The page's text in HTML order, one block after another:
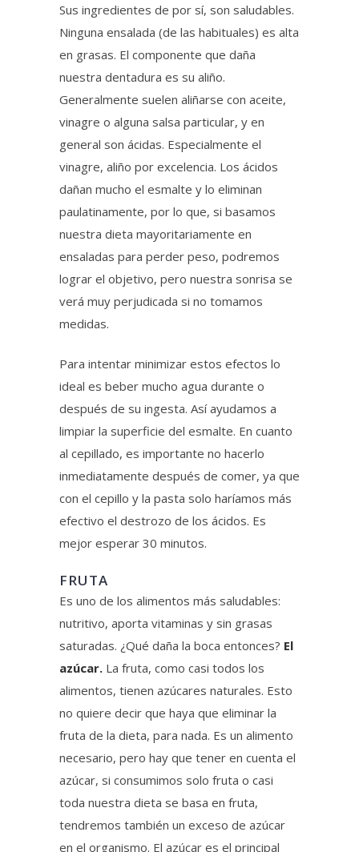
Sus ingredientes de por sí, son saludables.
Ninguna ensalada (de las habituales) es alta
en grasas. El componente que daña
nuestra dentadura es su aliño.
Generalmente suelen aliñarse con aceite,
vinagre o alguna salsa particular, y en
general son ácidas. Especialmente el
vinagre, aliño por excelencia. Los ácidos
dañan mucho el esmalte y lo eliminan
paulatinamente, por lo que, si basamos
nuestra dieta mayoritariamente en
ensaladas para perder peso, podremos
lograr el objetivo, pero nuestra sonrisa se
verá muy perjudicada si no tomamos
medidas.
Para intentar minimizar estos efectos lo
ideal es beber mucho agua durante o
después de su ingesta. Así ayudamos a
limpiar la superficie del esmalte. En cuanto
al cepillado, es importante no hacerlo
inmediatamente después de comer, ya que
con el cepillo y la pasta solo haríamos más
efectivo el destrozo de los ácidos. Es
mejor esperar 30 minutos.
FRUTA
Es uno de los alimentos más saludables:
nutritivo, aporta vitaminas y sin grasas
saturadas. ¿Qué daña la boca entonces? El
azúcar. La fruta, como casi todos los
alimentos, tienen azúcares naturales. Esto
no quiere decir que haya que eliminar la
fruta de la dieta, para nada. Es un alimento
necesario, pero hay que tener en cuenta el
azúcar, si consumimos solo fruta o casi
toda nuestra dieta se basa en fruta,
tendremos también un exceso de azúcar
en el organismo. El azúcar es el principal